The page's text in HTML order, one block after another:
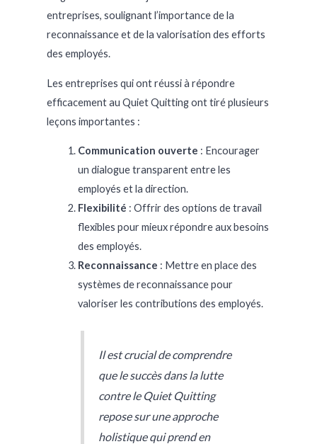
entreprises, soulignant l’importance de la
reconnaissance et de la valorisation des efforts
des employés.
Les entreprises qui ont réussi à répondre
efficacement au Quiet Quitting ont tiré plusieurs
leçons importantes :
Communication ouverte : Encourager
un dialogue transparent entre les
employés et la direction.
Flexibilité : Offrir des options de travail
flexibles pour mieux répondre aux besoins
des employés.
Reconnaissance : Mettre en place des
systèmes de reconnaissance pour
valoriser les contributions des employés.
Il est crucial de comprendre
que le succès dans la lutte
contre le Quiet Quitting
repose sur une approche
holistique qui prend en